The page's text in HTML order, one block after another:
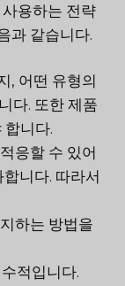
용하는 전략
과 같습니다.
, 어떤 유형의
다. 또한 제품
합니다.
응할 수 있어
니다. 따라서
하는 방법을
적입니다.